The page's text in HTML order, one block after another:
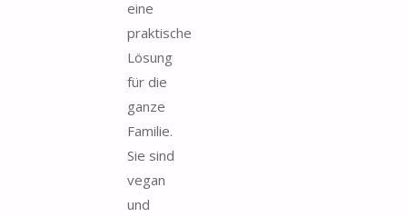
eine
praktische
Lösung
für die
ganze
Familie.
Sie sind
vegan
und